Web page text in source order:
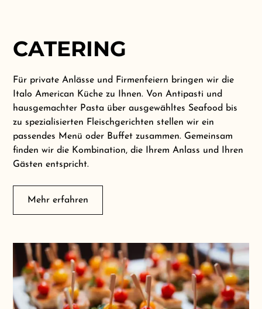
CATERING
Für private Anlässe und Firmenfeiern bringen wir die
Italo American Küche zu Ihnen. Von Antipasti und
hausgemachter Pasta über ausgewähltes Seafood bis
zu spezialisierten Fleischgerichten stellen wir ein
passendes Menü oder Buffet zusammen. Gemeinsam
finden wir die Kombination, die Ihrem Anlass und Ihren
Gästen entspricht.
Mehr erfahren